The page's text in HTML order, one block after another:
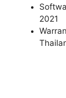
2021